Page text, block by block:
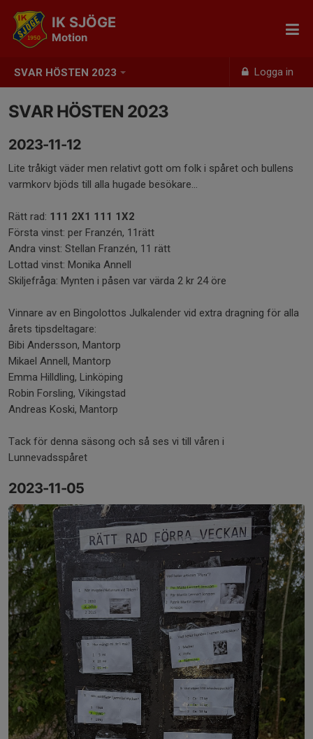
SVAR HÖSTEN 2023 Logga in
IK SJÖGE
Motion
SVAR HÖSTEN 2023
2023-11-12
Lite tråkigt väder men relativt gott om folk i spåret och bullens
varmkorv bjöds till alla hugade besökare...
Rätt rad: 111 2X1 111 1X2
Första vinst: per Franzén, 11rätt
Andra vinst: Stellan Franzén, 11 rätt
Lottad vinst: Monika Annell
Skiljefråga: Mynten i påsen var värda 2 kr 24 öre
Vinnare av en Bingolottos Julkalender vid extra dragning för alla
årets tipsdeltagare:
Bibi Andersson, Mantorp
Mikael Annell, Mantorp
Emma Hilldling, Linköping
Robin Forsling, Vikingstad
Andreas Koski, Mantorp
Tack för denna säsong och så ses vi till våren i
Lunnevadsspåret
2023-11-05